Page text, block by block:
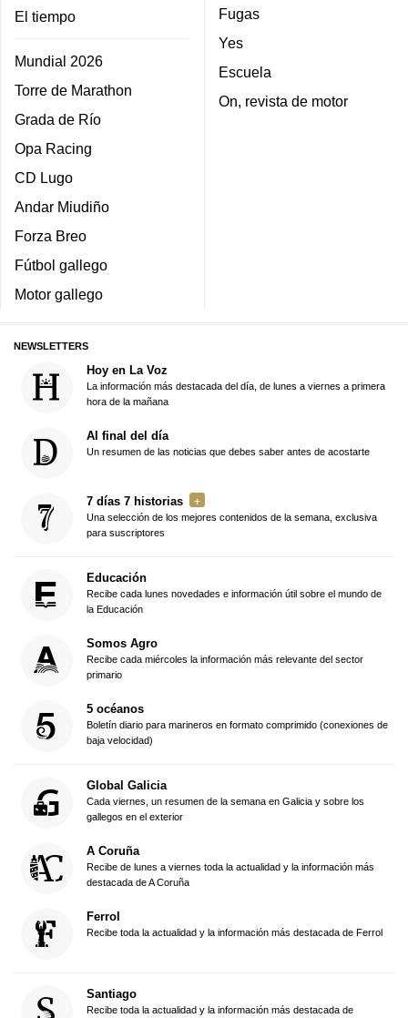
El tiempo
Mundial 2026
Torre de Marathon
Grada de Río
Opa Racing
CD Lugo
Andar Miudiño
Forza Breo
Fútbol gallego
Motor gallego
Fugas
Yes
Escuela
On, revista de motor
NEWSLETTERS
Hoy en La Voz
La información más destacada del día, de lunes a viernes a primera
hora de la mañana
Al final del día
Un resumen de las noticias que debes saber antes de acostarte
7 días 7 historias
Una selección de los mejores contenidos de la semana, exclusiva
para suscriptores
Educación
Recibe cada lunes novedades e información útil sobre el mundo de
la Educación
Somos Agro
Recibe cada miércoles la información más relevante del sector
primario
5 océanos
Boletín diario para marineros en formato comprimido (conexiones de
baja velocidad)
Global Galicia
Cada viernes, un resumen de la semana en Galicia y sobre los
gallegos en el exterior
A Coruña
Recibe de lunes a viernes toda la actualidad y la información más
destacada de A Coruña
Ferrol
Recibe toda la actualidad y la información más destacada de Ferrol
Santiago
Recibe toda la actualidad y la información más destacada de